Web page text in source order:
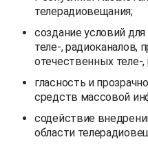
телерадиовещания;
создание условий
теле-, радиоканалов,
отечественных теле-
гласность и
средств массовой
содействие
области